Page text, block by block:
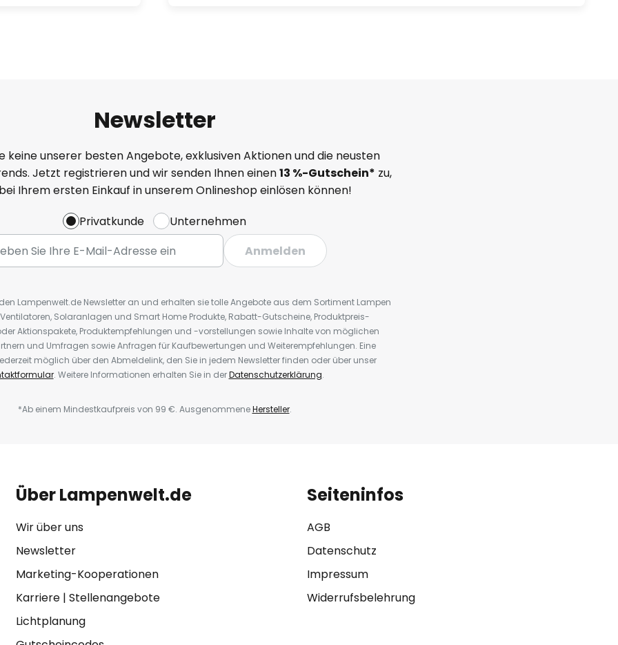
Newsletter
keine unserer besten Angebote, exklusiven Aktionen und die neusten
Jetzt registrieren und wir senden Ihnen einen13 %-Gutschein* zu,
Ihrem ersten Einkauf in unserem Onlineshop einlösen können!
Privatkunde
Unternehmen
Anmelden
Lampenwelt.de Newsletter an und erhalten sie tolle Angebote aus dem Sortiment Lampen
Solaranlagen und Smart Home Produkte, Rabatt-Gutscheine, Produktpreis-
Aktionspakete, Produktempfehlungen und -vorstellungen sowie Inhalte von möglichen
und Umfragen sowie Anfragen für Kaufbewertungen und Weiterempfehlungen. Eine
möglich über den Abmeldelink, den Sie in jedem Newsletter finden oder über unser
. Weitere Informationen erhalten Sie in derDatenschutzerklärung.
*Ab einem Mindestkaufpreis von 99 €. AusgenommeneHersteller.
Über Lampenwelt.de
Wir über uns
Newsletter
Marketing-Kooperationen
Karriere| Stellenangebote
Lichtplanung
Seiteninfos
AGB
Datenschutz
Impressum
Widerrufsbelehrung